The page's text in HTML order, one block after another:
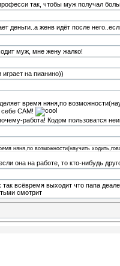
так, чтобы муж получал
деньги..а женв идёт после
муж, мне жену жалко!
на пианино))
время няня,по
себе САМ!
работа! Кодом пользоватся
няня,по возможности(научить
она на работе, то кто-нибудь
всёвремя выходит что папа
смотрит